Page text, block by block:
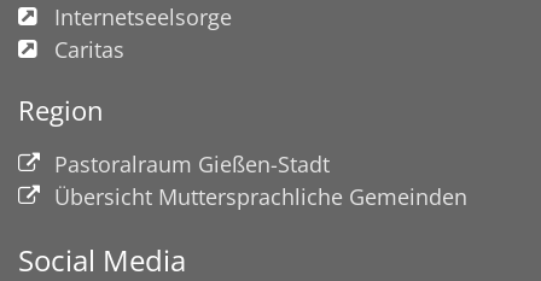
Internetseelsorge
Caritas
Region
Pastoralraum Gießen-Stadt
Übersicht Muttersprachliche Gemeinden
Social Media